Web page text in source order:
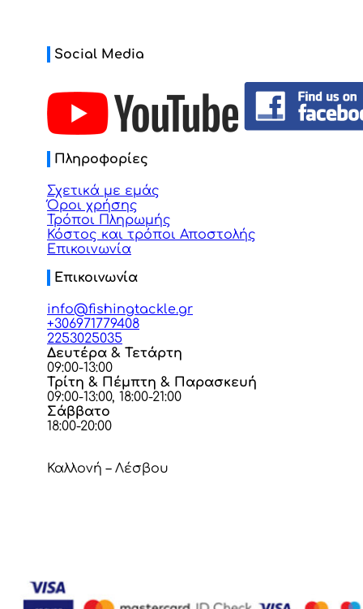
Social Media
Πληροφορίες
Σχετικά με εμάς
Όροι χρήσης
Τρόποι Πληρωμής
Κόστος και τρόποι Αποστολής
Επικοινωνία
Επικοινωνία
info@fishingtackle.gr
+306971779408
2253025035
Δευτέρα & Τετάρτη
09:00-13:00
Τρίτη & Πέμπτη & Παρασκευή
09:00-13:00, 18:00-21:00
Σάββατο
18:00-20:00
Καλλονή – Λέσβου